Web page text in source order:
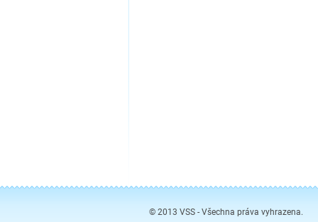
© 2013 VSS - Všechna práva vyhrazena.